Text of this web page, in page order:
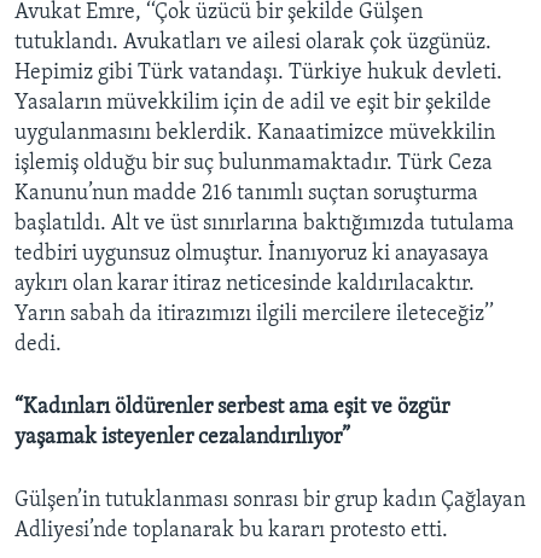
Avukat Emre, ‘‘Çok üzücü bir şekilde Gülşen
tutuklandı. Avukatları ve ailesi olarak çok üzgünüz.
Hepimiz gibi Türk vatandaşı. Türkiye hukuk devleti.
Yasaların müvekkilim için de adil ve eşit bir şekilde
uygulanmasını beklerdik. Kanaatimizce müvekkilin
işlemiş olduğu bir suç bulunmamaktadır. Türk Ceza
Kanunu’nun madde 216 tanımlı suçtan soruşturma
başlatıldı. Alt ve üst sınırlarına baktığımızda tutulama
tedbiri uygunsuz olmuştur. İnanıyoruz ki anayasaya
aykırı olan karar itiraz neticesinde kaldırılacaktır.
Yarın sabah da itirazımızı ilgili mercilere ileteceğiz’’
dedi.
“Kadınları öldürenler serbest ama eşit ve özgür
yaşamak isteyenler cezalandırılıyor”
Gülşen’in tutuklanması sonrası bir grup kadın Çağlayan
Adliyesi’nde toplanarak bu kararı protesto etti.